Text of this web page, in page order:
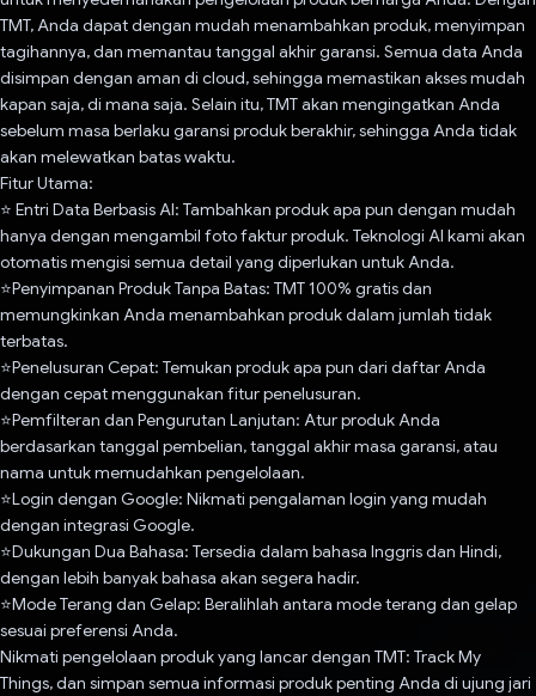
TMT, Anda dapat dengan mudah menambahkan produk, menyimpan
tagihannya, dan memantau tanggal akhir garansi. Semua data Anda
disimpan dengan aman di cloud, sehingga memastikan akses mudah
kapan saja, di mana saja. Selain itu, TMT akan mengingatkan Anda
sebelum masa berlaku garansi produk berakhir, sehingga Anda tidak
akan melewatkan batas waktu.
Fitur Utama:
⭐ Entri Data Berbasis AI: Tambahkan produk apa pun dengan mudah
hanya dengan mengambil foto faktur produk. Teknologi AI kami akan
otomatis mengisi semua detail yang diperlukan untuk Anda.
⭐Penyimpanan Produk Tanpa Batas: TMT 100% gratis dan
memungkinkan Anda menambahkan produk dalam jumlah tidak
terbatas.
⭐Penelusuran Cepat: Temukan produk apa pun dari daftar Anda
dengan cepat menggunakan fitur penelusuran.
⭐Pemfilteran dan Pengurutan Lanjutan: Atur produk Anda
berdasarkan tanggal pembelian, tanggal akhir masa garansi, atau
nama untuk memudahkan pengelolaan.
⭐Login dengan Google: Nikmati pengalaman login yang mudah
dengan integrasi Google.
⭐Dukungan Dua Bahasa: Tersedia dalam bahasa Inggris dan Hindi,
dengan lebih banyak bahasa akan segera hadir.
⭐Mode Terang dan Gelap: Beralihlah antara mode terang dan gelap
sesuai preferensi Anda.
Nikmati pengelolaan produk yang lancar dengan TMT: Track My
Things, dan simpan semua informasi produk penting Anda di ujung jari